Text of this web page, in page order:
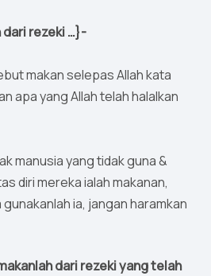
dari rezeki …}-
makan selepas Allah kata
apa yang Allah telah halalkan
manusia yang tidak guna &
diri mereka ialah makanan,
gunakanlah ia, jangan haramkan
dari rezeki yang telah